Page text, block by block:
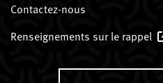
Contactez-nous
Renseignements sur le rappel